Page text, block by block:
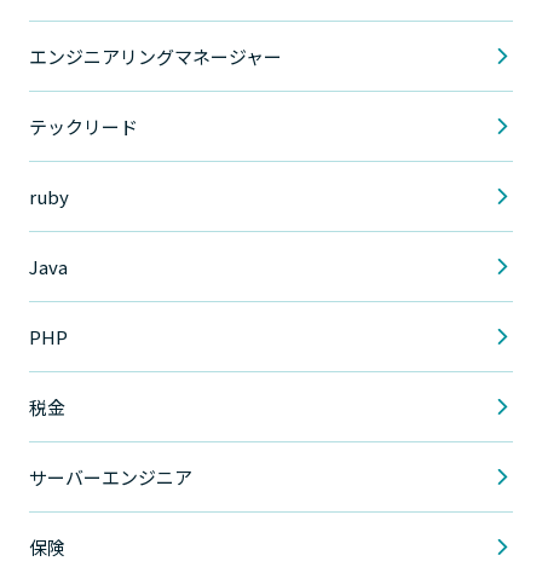
エンジニアリングマネージャー
テックリード
ruby
Java
PHP
税金
サーバーエンジニア
保険